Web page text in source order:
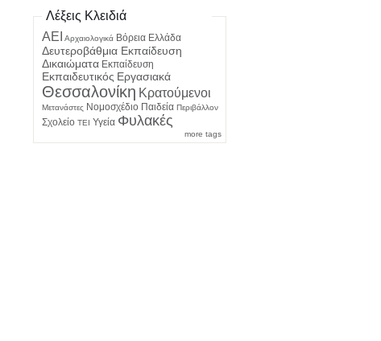
Λέξεις Κλειδιά
ΑΕΙ
Αρχαιολογικά Βόρεια Ελλάδα
Δευτεροβάθμια Εκπαίδευση
Δικαιώματα Εκπαίδευση
Εκπαιδευτικός Εργασιακά
Θεσσαλονίκη Κρατούμενοι
Μετανάστες Νομοσχέδιο Παιδεία Περιβάλλον
Σχολείο ΤΕΙ Υγεία Φυλακές
more tags